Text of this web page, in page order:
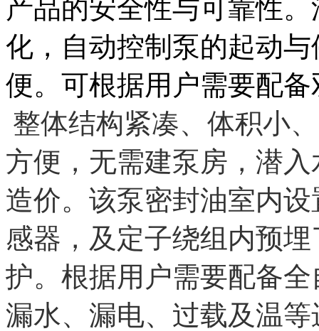
产品的安全性与可靠性
化，自动控制泵的起动
便。可根据用户需要配
整体结构紧凑、体积小
方便，无需建泵房，潜
造价。该泵密封油室内
感器，及定子绕组内预
护。根据用户需要配备
漏水、漏电、过载及温